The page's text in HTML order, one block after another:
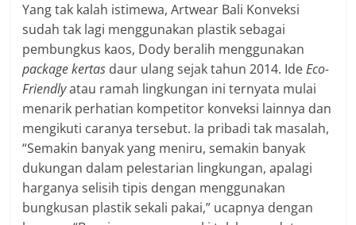
Yang tak kalah istimewa, Artwear Bali Konveksi
sudah tak lagi menggunakan plastik sebagai
pembungkus kaos, Dody beralih menggunakan
package kertas daur ulang sejak tahun 2014. IdeEco-
Friendlyatau ramah lingkungan ini ternyata mulai
menarik perhatian kompetitor konveksi lainnya dan
mengikuti caranya tersebut. Ia pribadi tak masalah,
“Semakin banyak yang meniru, semakin banyak
dukungan dalam pelestarian lingkungan, apalagi
harganya selisih tipis dengan menggunakan
bungkusan plastik sekali pakai,” ucapnya dengan